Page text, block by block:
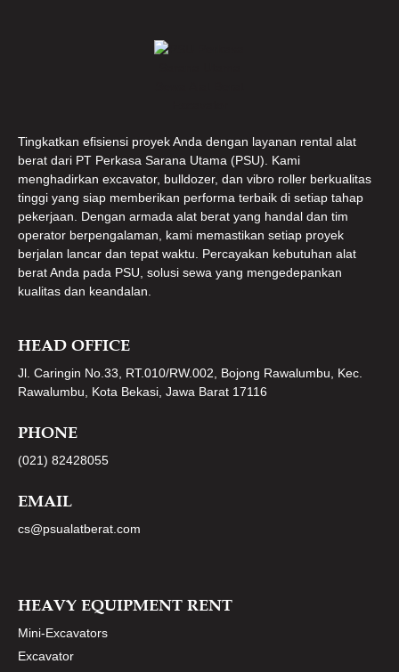
Tingkatkan efisiensi proyek Anda dengan layanan rental alat
berat dari PT Perkasa Sarana Utama (PSU). Kami
menghadirkan excavator, bulldozer, dan vibro roller berkualitas
tinggi yang siap memberikan performa terbaik di setiap tahap
pekerjaan. Dengan armada alat berat yang handal dan tim
operator berpengalaman, kami memastikan setiap proyek
berjalan lancar dan tepat waktu. Percayakan kebutuhan alat
berat Anda pada PSU, solusi sewa yang mengedepankan
kualitas dan keandalan.
HEAD OFFICE
Jl. Caringin No.33, RT.010/RW.002, Bojong Rawalumbu, Kec.
Rawalumbu, Kota Bekasi, Jawa Barat 17116
PHONE
(021) 82428055
EMAIL
cs@psualatberat.com
HEAVY EQUIPMENT RENT
Mini-Excavators
Excavator